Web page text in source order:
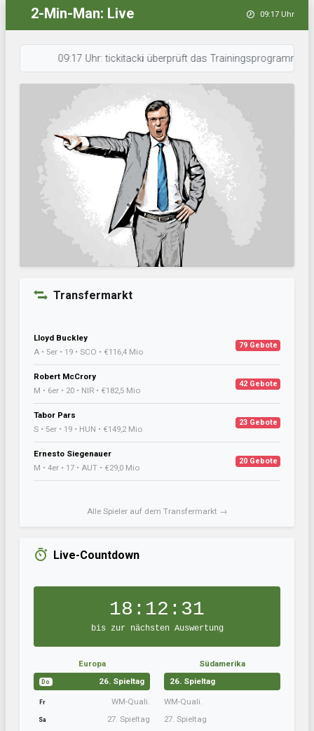
2-Min-Man: Live 09:17 Uhr
09:17 Uhr: tickitacki überprüft das Trainingsprogramm. •
Transfermarkt
Lloyd Buckley
A • 5er • 19 • SCO • €116,4 Mio
79 Gebote
Robert McCrory
M • 6er • 20 • NIR • €182,5 Mio
42 Gebote
Tabor Pars
S • 5er • 19 • HUN • €149,2 Mio
23 Gebote
Ernesto Siegenauer
M • 4er • 17 • AUT • €29,0 Mio
20 Gebote
Alle Spieler auf dem Transfermarkt →
Live-Countdown
18:12:30
bis zur nächsten Auswertung
Europa
Do 26. Spieltag
Fr WM-Quali.
Sa 27. Spieltag
Südamerika
26. Spieltag
WM-Quali.
27. Spieltag